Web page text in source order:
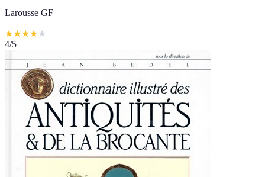
Larousse GF
★★★★★
4/5